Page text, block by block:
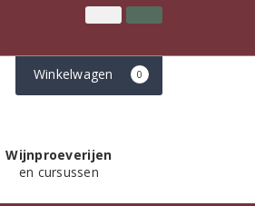
Klantenservice
Winkelwagen 0
Wijnproeverijen
en cursussen